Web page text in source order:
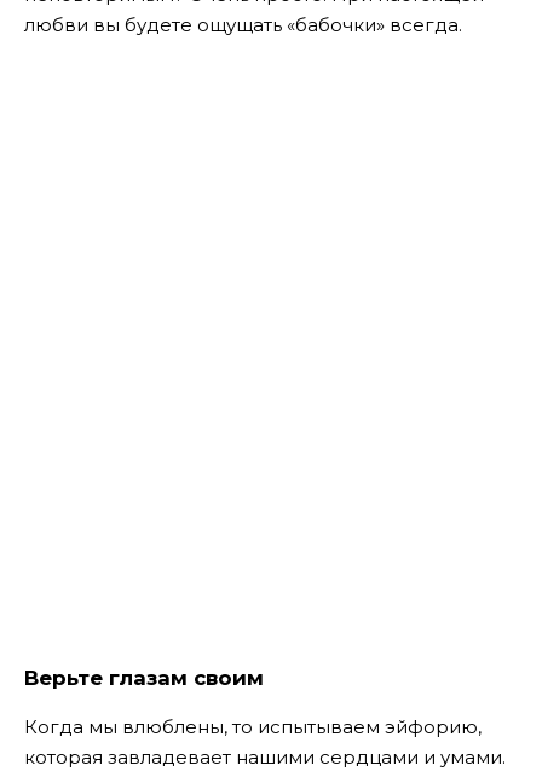
любви вы будете ощущать «бабочки» всегда.
Верьте глазам своим
Когда мы влюблены, то испытываем эйфорию,
которая завладевает нашими сердцами и умами.